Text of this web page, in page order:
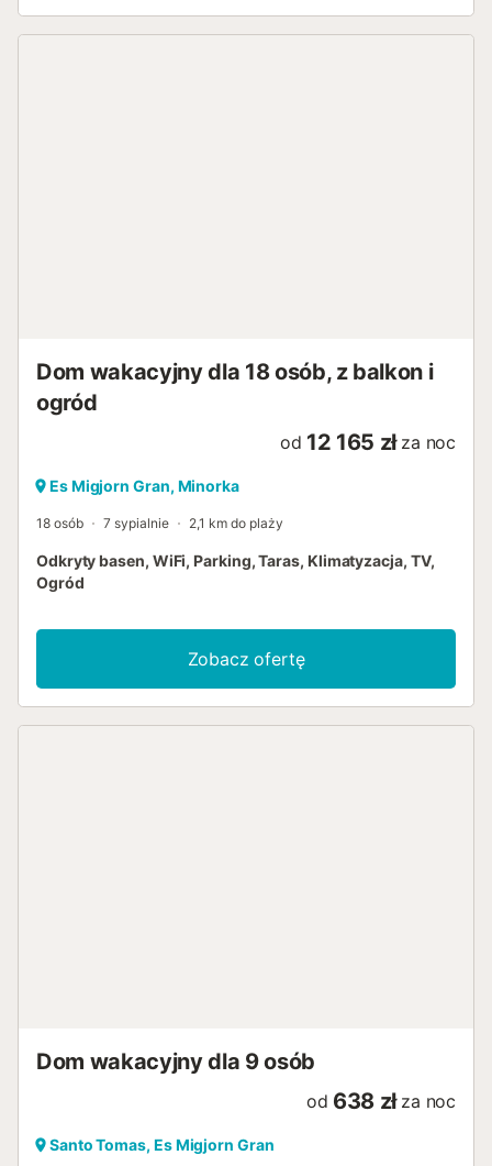
Dom wakacyjny dla 18 osób, z balkon i
ogród
od 12 165 zł za noc
Es Migjorn Gran, Minorka
18 osób 7 sypialnie 2,1 km do plaży
Odkryty basen, WiFi, Parking, Taras, Klimatyzacja, TV,
Ogród
Zobacz ofertę
Dom wakacyjny dla 9 osób
od 638 zł za noc
Santo Tomas, Es Migjorn Gran